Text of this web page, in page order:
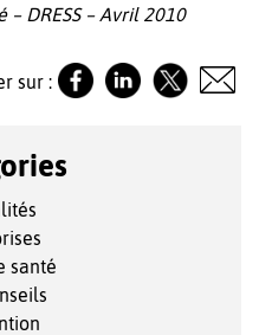
– DRESS – Avril 2010
sur :
santé